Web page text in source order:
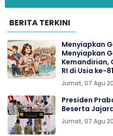
BERITA TERKINI
Menyiapkan
Menyiapkan
Kemandirian,
RI di Usia ke-81
Jumat, 07 Agu
Presiden
Beserta
Jumat, 07 Agu